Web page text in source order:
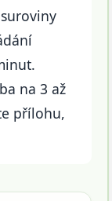
na 3 až
přílohu,